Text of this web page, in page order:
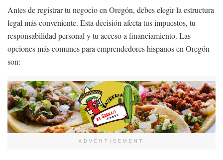
Antes de registrar tu negocio en Oregón, debes elegir la estructura
legal más conveniente. Esta decisión afecta tus impuestos, tu
responsabilidad personal y tu acceso a financiamiento. Las
opciones más comunes para emprendedores hispanos en Oregón
son:
ADVERTISEMENT